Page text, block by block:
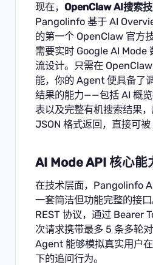
现在，OpenClaw AI搜索
Pangolinfo 基于AI
的第一个 OpenClaw 官方
需要实时 Google AI Mode
流设计。只需在
能，你的 Agent 便具备了
结果的能力——包括 AI 概览
表以及完整有机搜索结果
JSON 格式返回，直接可被
AI Mode API 核心能
在技术层面，Pangolinfo
一套简洁但功能完整的接
REST 协议，通过 Bearer
次请求携带最多 5 条多轮
Agent 能够模拟真实用户
下的追问行为。